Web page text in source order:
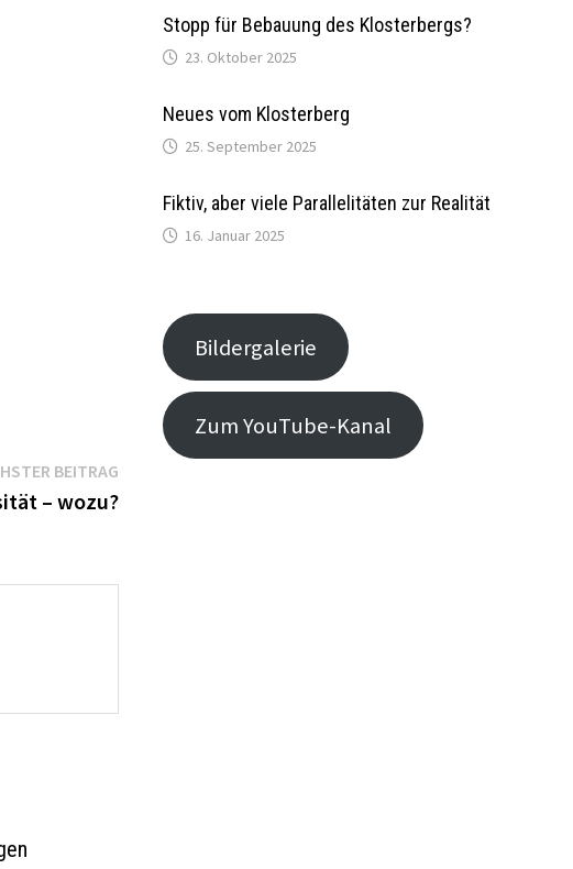
BEITRAGNächster
Beitrag:
– wozu?
Stopp für Bebauung des Klosterbergs?
23. Oktober 2025
Neues vom Klosterberg
25. September 2025
Fiktiv, aber viele Parallelitäten zur Realität
16. Januar 2025
Bildergalerie
Zum YouTube-Kanal